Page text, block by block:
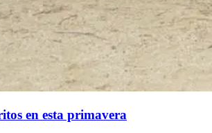
en esta primavera